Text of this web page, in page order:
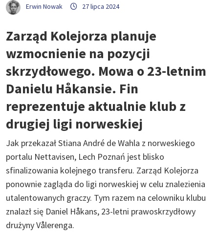
Erwin Nowak 27 lipca 2024
Zarząd Kolejorza planuje
wzmocnienie na pozycji
skrzydłowego. Mowa o 23-letnim
Danielu Håkansie. Fin
reprezentuje aktualnie klub z
drugiej ligi norweskiej
Jak przekazał Stiana André de Wahla z norweskiego
portalu Nettavisen, Lech Poznań jest blisko
sfinalizowania kolejnego transferu. Zarząd Kolejorza
ponownie zagląda do ligi norweskiej w celu znalezienia
utalentowanych graczy. Tym razem na celowniku klubu
znalazł się Daniel Håkans, 23-letni prawoskrzydłowy
drużyny Vålerenga.